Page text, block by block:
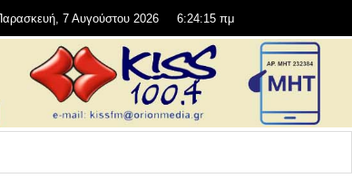
Παρασκευή, 7 Αυγούστου 2026 6:24:17 πμ